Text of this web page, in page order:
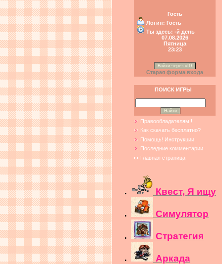
Гость
Логин: Гость
Ты здесь: -й день
07.08.2026
Пятница
23:23
Войти через uID
Старая форма входа
ПОИСК ИГРЫ
Правообладателям !
Как скачать бесплатно?
Помощь! Инструкции!
Последние комментарии
Главная страница
Квест, Я ищу
Симулятор
Стратегия
Аркада